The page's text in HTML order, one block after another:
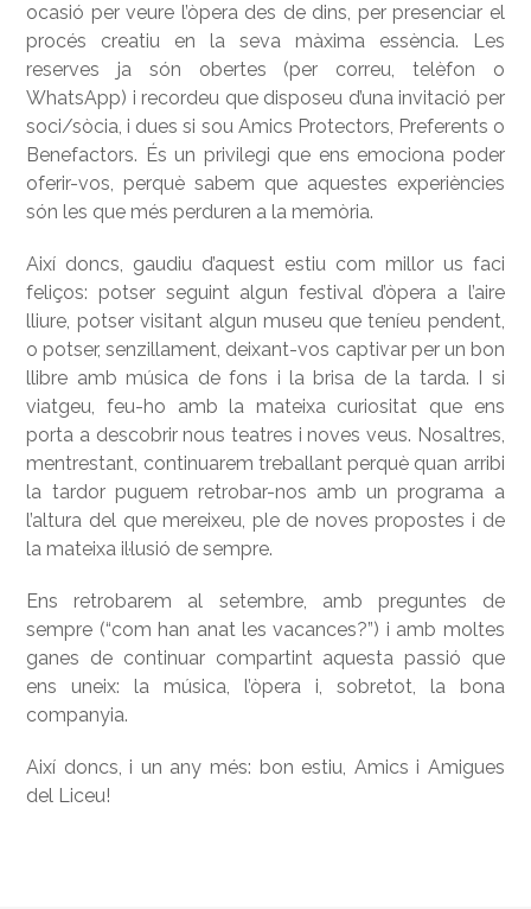
ocasió per veure l’òpera des de dins, per presenciar el
procés creatiu en la seva màxima essència. Les
reserves ja són obertes (per correu, telèfon o
WhatsApp) i recordeu que disposeu d’una invitació per
soci/sòcia, i dues si sou Amics Protectors, Preferents o
Benefactors. És un privilegi que ens emociona poder
oferir-vos, perquè sabem que aquestes experiències
són les que més perduren a la memòria.
Així doncs, gaudiu d’aquest estiu com millor us faci
feliços: potser seguint algun festival d’òpera a l’aire
lliure, potser visitant algun museu que teníeu pendent,
o potser, senzillament, deixant-vos captivar per un bon
llibre amb música de fons i la brisa de la tarda. I si
viatgeu, feu-ho amb la mateixa curiositat que ens
porta a descobrir nous teatres i noves veus. Nosaltres,
mentrestant, continuarem treballant perquè quan arribi
la tardor puguem retrobar-nos amb un programa a
l’altura del que mereixeu, ple de noves propostes i de
la mateixa il·lusió de sempre.
Ens retrobarem al setembre, amb preguntes de
sempre (“com han anat les vacances?”) i amb moltes
ganes de continuar compartint aquesta passió que
ens uneix: la música, l’òpera i, sobretot, la bona
companyia.
Així doncs, i un any més: bon estiu, Amics i Amigues
del Liceu!